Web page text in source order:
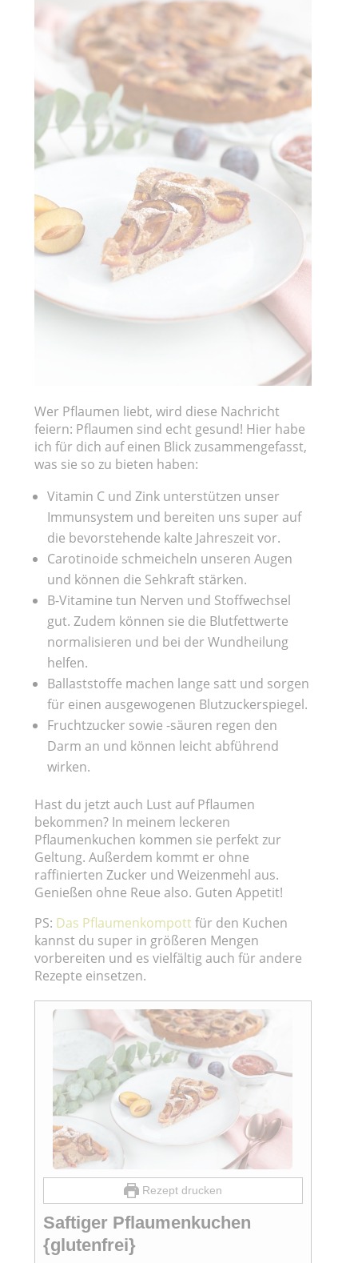
Wer Pflaumen liebt, wird diese Nachricht
feiern: Pflaumen sind echt gesund! Hier habe
ich für dich auf einen Blick zusammengefasst,
was sie so zu bieten haben:
Vitamin C und Zink unterstützen unser
Immunsystem und bereiten uns super auf
die bevorstehende kalte Jahreszeit vor.
Carotinoide schmeicheln unseren Augen
und können die Sehkraft stärken.
B-Vitamine tun Nerven und Stoffwechsel
gut. Zudem können sie die Blutfettwerte
normalisieren und bei der Wundheilung
helfen.
Ballaststoffe machen lange satt und sorgen
für einen ausgewogenen Blutzuckerspiegel.
Fruchtzucker sowie -säuren regen den
Darm an und können leicht abführend
wirken.
Hast du jetzt auch Lust auf Pflaumen
bekommen? In meinem leckeren
Pflaumenkuchen kommen sie perfekt zur
Geltung. Außerdem kommt er ohne
raffinierten Zucker und Weizenmehl aus.
Genießen ohne Reue also. Guten Appetit!
PS: Das Pflaumenkompott für den Kuchen
kannst du super in größeren Mengen
vorbereiten und es vielfältig auch für andere
Rezepte einsetzen.
Rezept drucken
Saftiger Pflaumenkuchen
{glutenfrei}